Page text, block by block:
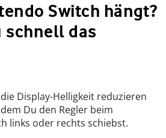
Switch hängt?
schnell das
Display-Helligkeit reduzieren
Du den Regler beim
links oder rechts schiebst.